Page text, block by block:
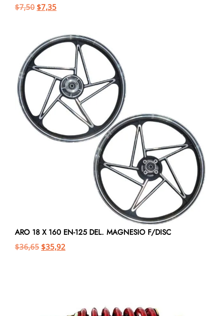
$7,50 $7,35
ARO 18 X 160 EN-125 DEL. MAGNESIO F/DISC
$36,65 $35,92